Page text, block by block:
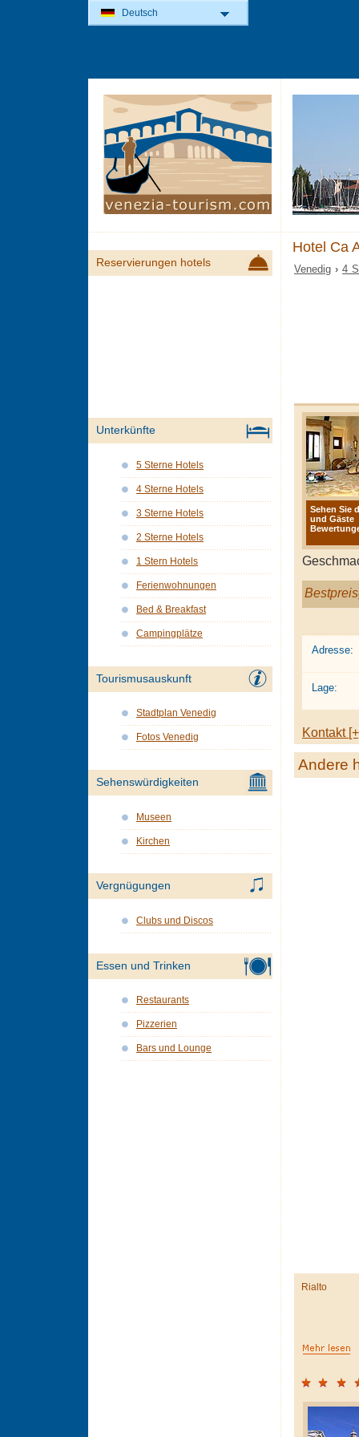
Hotel Ca
Venedig ›4
Sehen Sie
und Gäste
Bewertunge
Adresse:
Lage:
Kontakt
Andere
Rialto
Reservierungen hotels
Unterkünfte
5 Sterne Hotels
4 Sterne Hotels
3 Sterne Hotels
2 Sterne Hotels
1 Stern Hotels
Ferienwohnungen
Bed & Breakfast
Campingplätze
Tourismusauskunft
Stadtplan Venedig
Fotos Venedig
Sehenswürdigkeiten
Museen
Kirchen
Vergnügungen
Clubs und Discos
Essen und Trinken
Restaurants
Pizzerien
Bars und Lounge
Deutsch